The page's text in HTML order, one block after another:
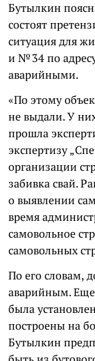
Бутылкин
состоят
ситуация для
и № 34 по
аварийными.
«По этому
не выдали. У
прошла
экспертизу
организации
забивка свай.
о выявлении
время
самовольное
самовольных
По его словам,
аварийным.
была
построены на
Бутылкин